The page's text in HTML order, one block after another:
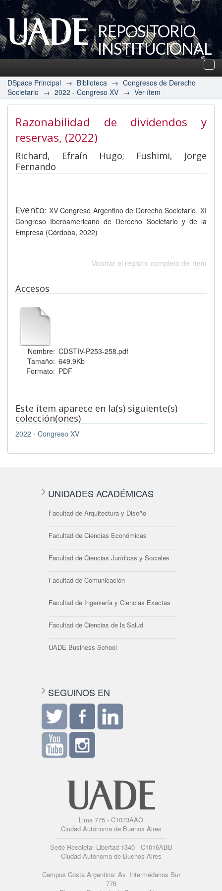
REPOSITORIO
INSTITUCIONAL
UADE
DSpace Principal → Biblioteca → Congresos de Derecho
Societario → 2022 - Congreso XV → Ver ítem
Razonabilidad de dividendos y
reservas, (2022)
Richard, Efraín Hugo; Fushimi, Jorge
Fernando
Evento: XV Congreso Argentino de Derecho Societario, XI
Congreso Iberoamericano de Derecho Societario y de la
Empresa (Córdoba, 2022)
Mostrar el registro completo del ítem
Accesos
Nombre: CDSTIV-P253-258.pdf
Tamaño: 649.9Kb
Formato: PDF
Este ítem aparece en la(s) siguiente(s)
colección(ones)
2022 - Congreso XV
UNIDADES ACADÉMICAS
Facultad de Arquitectura y Diseño
Facultad de Ciencias Económicas
Facultad de Ciencias Jurídicas y Sociales
Facultad de Comunicación
Facultad de Ingeniería y Ciencias Exactas
Facultad de Ciencias de la Salud
UADE Business School
SEGUINOS EN
Lima 775 - C1073AAO
Ciudad Autónoma de Buenos Aires
Sede Recoleta: Libertad 1340 - C1016ABB
Ciudad Autónoma de Buenos Aires
Campus Costa Argentina: Av. Intermédanos Sur
776